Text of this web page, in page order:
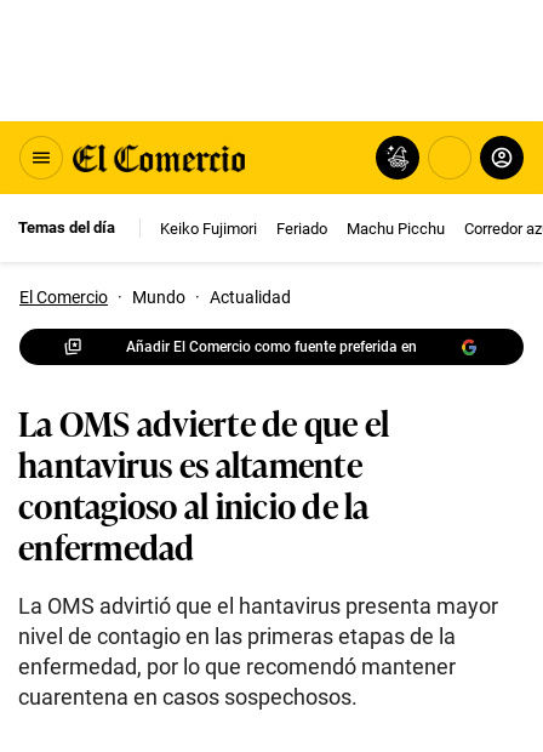
Temas del día Keiko Fujimori Feriado Machu Picchu Corredor
El Comercio · Mundo · Actualidad
Añadir El Comercio como fuente preferida en
La OMS advierte de que el
hantavirus es altamente
contagioso al inicio de la
enfermedad
La OMS advirtió que el hantavirus presenta mayor
nivel de contagio en las primeras etapas de la
enfermedad, por lo que recomendó mantener
cuarentena en casos sospechosos.